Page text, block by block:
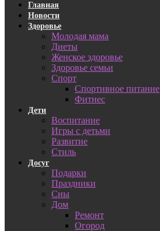
Главная
Новости
Здоровье
Молодая мама
Диеты
Женское здоровье
Здоровье семьи
Спорт
Спортивное питание
Фитнес
Дети
Воспитание
Игры с детьми
Развитие
Стиль
Досуг
Подарки
Праздники
Сны
Дом
Ремонт
Огород